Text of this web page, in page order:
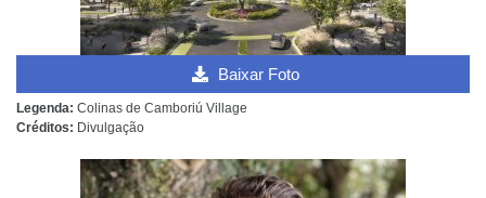
Baixar Foto
Legenda: Colinas de Camboriú Village
Créditos: Divulgação